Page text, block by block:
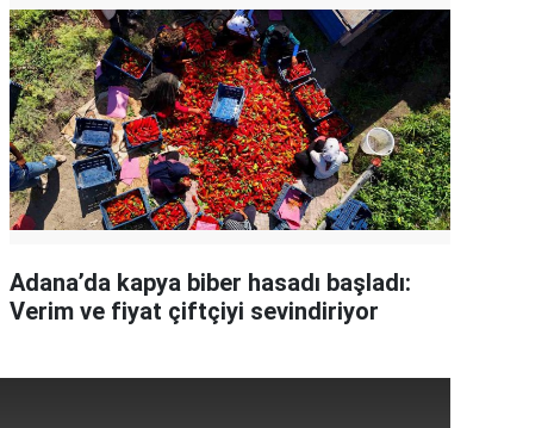
Adana’da kapya biber hasadı başladı:
Verim ve fiyat çiftçiyi sevindiriyor